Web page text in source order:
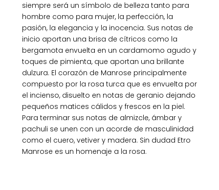
siempre será un símbolo de belleza tanto para
hombre como para mujer, la perfección, la
pasión, la elegancia y la inocencia. Sus notas de
inicio aportan una brisa de cítricos como la
bergamota envuelta en un cardamomo agudo y
toques de pimienta, que aportan una brillante
dulzura. El corazón de Manrose principalmente
compuesto por la rosa turca que es envuelta por
el incienso, disuelto en notas de geranio dejando
pequeños matices cálidos y frescos en la piel.
Para terminar sus notas de almizcle, ámbar y
pachuli se unen con un acorde de masculinidad
como el cuero, vetiver y madera. Sin dudad Etro
Manrose es un homenaje a la rosa.